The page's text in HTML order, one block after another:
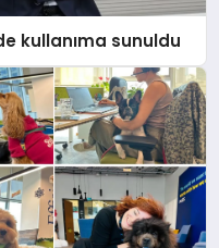
kullanıma sunuldu